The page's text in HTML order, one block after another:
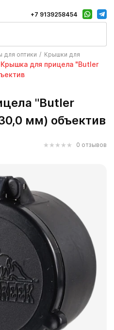
+7 9139258454
для оптики
Крышки для
Крышка для прицела "Butler
"Butler
мм) объектив
0 отзывов